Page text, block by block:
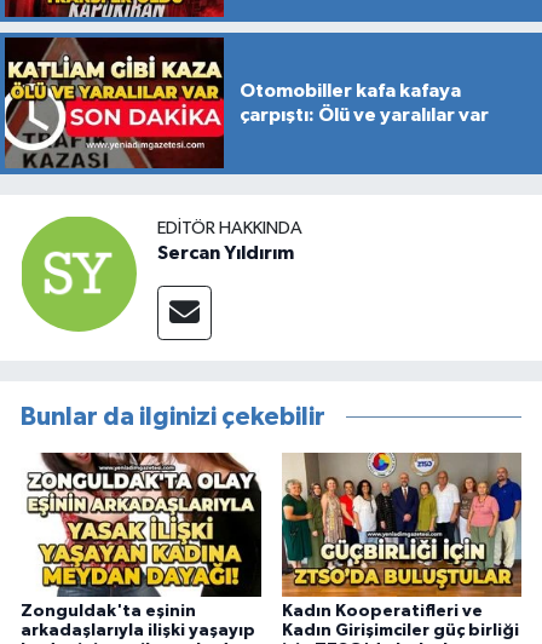
Otomobiller kafa kafaya
çarpıştı: Ölü ve yaralılar var
EDITÖR HAKKINDA
Sercan Yıldırım
Bunlar da ilginizi çekebilir
Zonguldak'ta eşinin
arkadaşlarıyla ilişki yaşayıp
Kadın Kooperatifleri ve
Kadın Girişimciler güç birliği